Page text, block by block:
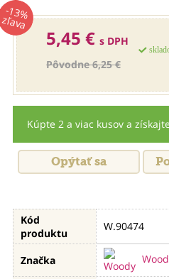
5,45 € s DPH
Pôvodne 6,25 €
-13%
zľava
Kúpte 2 a viac kusov a
Opýtať sa
Kód
produktu
W.90474
Značka